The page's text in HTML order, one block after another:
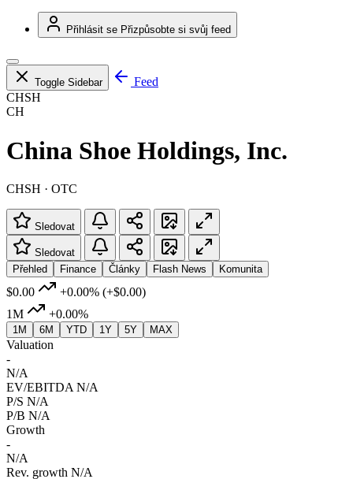
Přihlásit se Přizpůsobte si svůj feed
Toggle Sidebar
Feed
CHSH
CH
China Shoe Holdings, Inc.
CHSH · OTC
Sledovat
Sledovat
Přehled
Finance Články Flash News Komunita
$0.00 +0.00% (+$0.00)
1M
+0.00%
1M 6M YTD 1Y 5Y MAX
Valuation
-
N/A
EV/EBITDA N/A
P/S N/A
P/B N/A
Growth
-
N/A
Rev. growth N/A